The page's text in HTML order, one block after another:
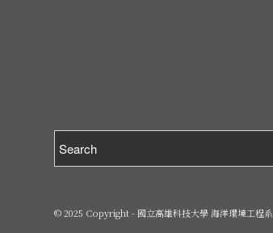
© 2025 Copyright - 國立高雄科技大學 海洋環境工程系